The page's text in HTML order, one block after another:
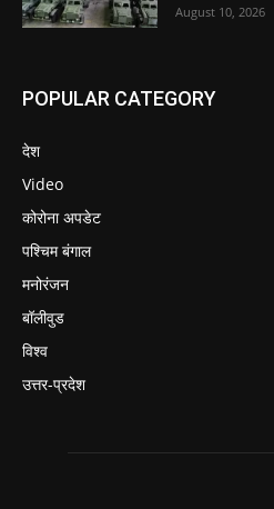
August 10, 2026
POPULAR CATEGORY
देश
Video
कोरोना अपडेट
पश्चिम बंगाल
मनोरंजन
बॉलीवुड
विश्व
उत्तर-प्रदेश